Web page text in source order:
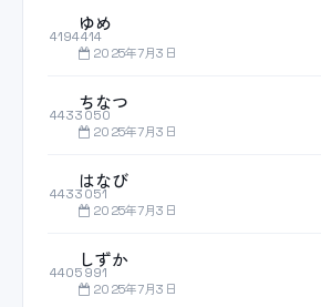
4194414
ゆめ
2025年7月3日
4433050
ちなつ
2025年7月3日
4433051
はなび
2025年7月3日
4405991
しずか
2025年7月3日